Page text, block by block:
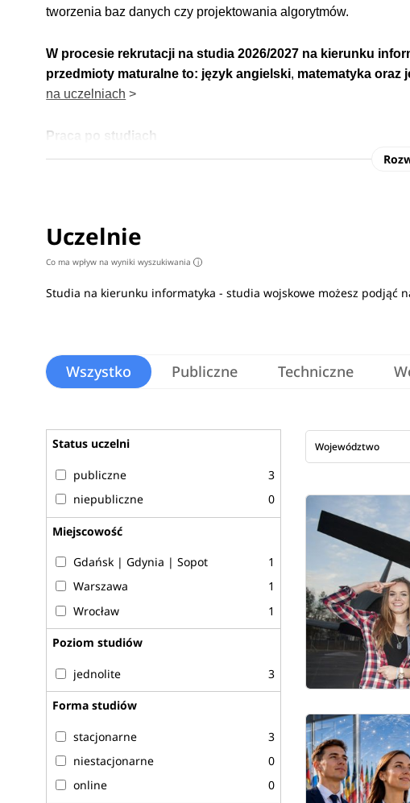
tworzenia baz danych czy projektowania algorytmów.
W procesie rekrutacji na studia 2026/2027 na kierunku
przedmioty maturalne to: język angielski, matematyka oraz
na uczelniach >
Praca po studiach
Uczelnie
Co ma wpływ na wyniki wyszukiwania i
Studia na kierunku informatyka - studia wojskowe możesz podjąć
Wszystko Publiczne Techniczne
Województwo
Status uczelni
publiczne
3
niepubliczne
0
Miejscowość
Gdańsk | Gdynia | Sopot
1
Warszawa
1
Wrocław
1
Poziom studiów
jednolite 3
Forma studiów
stacjonarne
3
niestacjonarne
0
online
0